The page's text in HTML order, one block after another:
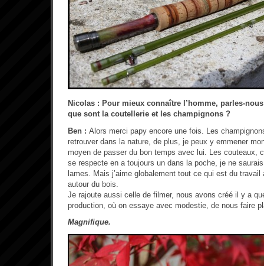
Nicolas : Pour mieux connaître l’homme, parles-
que sont la coutellerie et les champignons ?
Ben : Alors merci papy encore une fois. Les
retrouver dans la nature, de plus, je peux y emmener
moyen de passer du bon temps avec lui. Les couteaux,
se respecte en a toujours un dans la poche, je ne
lames. Mais j’aime globalement tout ce qui est du
autour du bois.
Je rajoute aussi celle de filmer, nous avons créé il y a
production, où on essaye avec modestie, de nous faire
Magnifique.